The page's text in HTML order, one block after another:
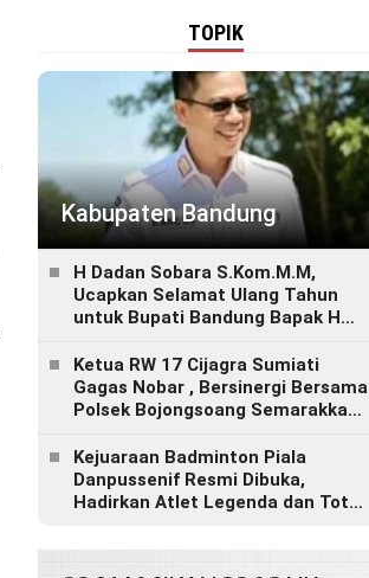
TOPIK
Kabupaten Bandung
H Dadan Sobara S.Kom.M.M,
Ucapkan Selamat Ulang Tahun
untuk Bupati Bandung Bapak H
Ketua RW 17 Cijagra Sumiati
Gagas Nobar , Bersinergi Bersama
Polsek Bojongsoang Semarakkan
Kejuaraan Badminton Piala
Danpussenif Resmi Dibuka,
Hadirkan Atlet Legenda dan Total